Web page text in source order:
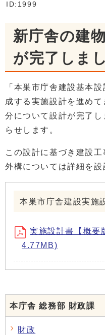
ID:1999
新庁舎の建
が完了しま
「本巣市庁舎建設基本
成する実施設計を進め
分について設計が完了
らせします。
この設計に基づき建設工
外構については詳細を設
本巣市庁舎建設実施
実施設計書【概要
4.77MB)
本庁舎 総務部 財政課
財政